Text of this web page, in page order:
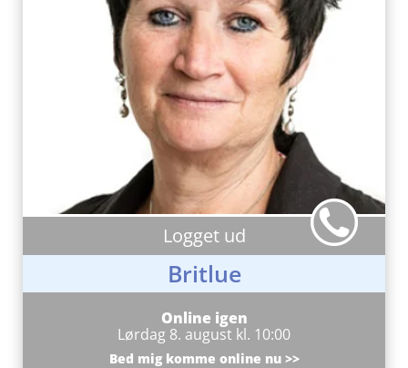
Logget ud
Britlue
Online igen
Lørdag 8. august kl. 10:00
Bed mig komme online nu >>